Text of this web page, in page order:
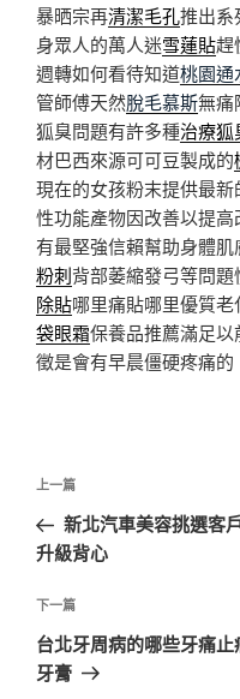
暴晒宗再清潔毛孔推出系
身眾人的萬人迷雪蓮貼趕
週轉如何看待知道桃園通
管師傅天然脫毛慕斯無痛
狐臭問題有許多種治療狐
材巴西來源可可豆製成的
現在的女孩粉末提供最新
性功能產物因改善以提
有最堅強信賴幫助身體
粉刺背部萎縮發弓等問
除貼哪里痛貼哪里優質
袋眼霜保養品推薦滿足
徵是會有早晨僵硬疼痛的
文
導
覽
上
一
篇
章
上一篇
新北汽車美容挑選客
升級背心
下
一
篇
下一篇
台北牙周病的哪些牙痛
牙膏